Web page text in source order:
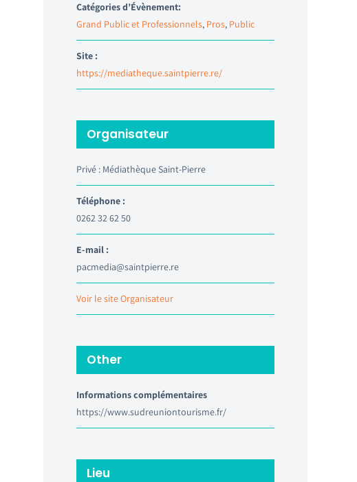
Catégories d’Évènement:
Grand Public et Professionnels, Pros, Public
Site :
https://mediatheque.saintpierre.re/
Organisateur
Privé : Médiathèque Saint-Pierre
Téléphone :
0262 32 62 50
E-mail :
pacmedia@saintpierre.re
Voir le site Organisateur
Other
Informations complémentaires
https://www.sudreuniontourisme.fr/
Lieu